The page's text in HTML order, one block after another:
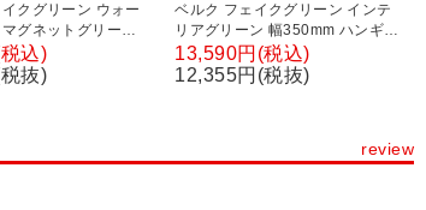
クグリーン ウォー
グネットグリーン
タイプ25角 人工 造
幅280×奥行70×高さ
込)
抜)
ベルク フェイクグリーン インテ
リアグリーン 幅350mm ハンギン
グポット パーテーションポット
観葉植物 人工 造花 GR4426
13,590円(税込)
12,355円(税抜)
review